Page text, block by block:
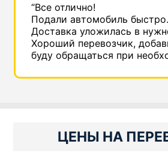
“Все отлично!
Подали автомобиль быстро.
Доставка уложилась в
Хороший перевозчик,
буду обращаться при
ЦЕНЫ НА